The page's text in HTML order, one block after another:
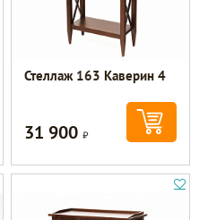
Стеллаж 163 Каверин 4
31 900Р